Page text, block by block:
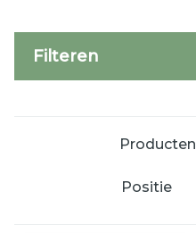
Filteren
Producten
Sorteer op: